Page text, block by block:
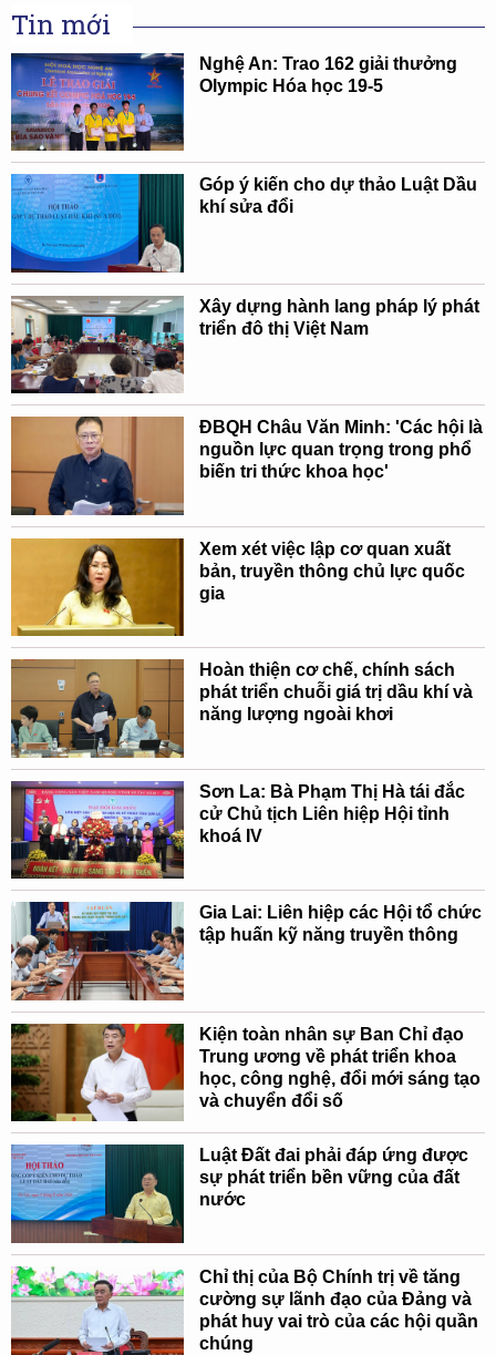
Tin mới
Nghệ An: Trao 162 giải thưởng
Olympic Hóa học 19-5
Góp ý kiến cho dự thảo Luật Dầu
khí sửa đổi
Xây dựng hành lang pháp lý phát
triển đô thị Việt Nam
ĐBQH Châu Văn Minh: 'Các hội là
nguồn lực quan trọng trong phổ
biến tri thức khoa học'
Xem xét việc lập cơ quan xuất
bản, truyền thông chủ lực quốc
gia
Hoàn thiện cơ chế, chính sách
phát triển chuỗi giá trị dầu khí và
năng lượng ngoài khơi
Sơn La: Bà Phạm Thị Hà tái đắc
cử Chủ tịch Liên hiệp Hội tỉnh
khoá IV
Gia Lai: Liên hiệp các Hội tổ chức
tập huấn kỹ năng truyền thông
Kiện toàn nhân sự Ban Chỉ đạo
Trung ương về phát triển khoa
học, công nghệ, đổi mới sáng tạo
và chuyển đổi số
Luật Đất đai phải đáp ứng được
sự phát triển bền vững của đất
nước
Chỉ thị của Bộ Chính trị về tăng
cường sự lãnh đạo của Đảng và
phát huy vai trò của các hội quần
chúng